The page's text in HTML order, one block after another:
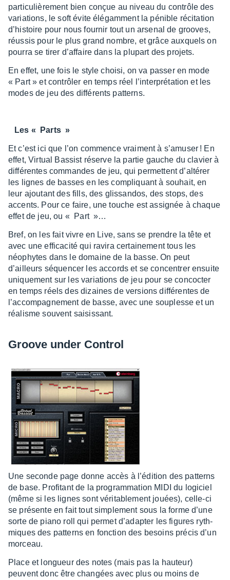
parti­cu­liè­re­ment bien conçue au niveau du contrôle des
varia­tions, le soft évite élégam­ment la pénible réci­ta­tion
d’his­toire pour nous four­nir tout un arse­nal de grooves,
réus­sis pour le plus grand nombre, et grâce auxquels on
pourra se tirer d’af­faire dans la plupart des projets.
En effet, une fois le style choisi, on va passer en mode
« Part » et contrô­ler en temps réel l’in­ter­pré­ta­tion et les
modes de jeu des diffé­rents patterns.
Les « Parts »
Et c’est ici que l’on commence vrai­ment à s’amu­ser ! En
effet, Virtual Bassist réserve la partie gauche du clavier à
diffé­rentes commandes de jeu, qui permettent d’al­té­rer
les lignes de basses en les compliquant à souhait, en
leur ajou­tant des fills, des glis­san­dos, des stops, des
accents. Pour ce faire, une touche est assi­gnée à chaque
effet de jeu, ou « Part »…
Bref, on les fait vivre en Live, sans se prendre la tête et
avec une effi­ca­cité qui ravira certai­ne­ment tous les
néophytes dans le domaine de la basse. On peut
d’ailleurs séquen­cer les accords et se concen­trer ensuite
unique­ment sur les varia­tions de jeu pour se concoc­ter
en temps réels des dizaines de versions diffé­rentes de
l’ac­com­pa­gne­ment de basse, avec une souplesse et un
réalisme souvent saisis­sant.
Groove under Control
Une seconde page donne accès à l’édi­tion des patterns
de base. Profi­tant de la program­ma­tion MIDI du logi­ciel
(même si les lignes sont véri­ta­ble­ment jouées), celle-ci
se présente en fait tout simple­ment sous la forme d’une
sorte de piano roll qui permet d’adap­ter les figures ryth­
miques des patterns en fonc­tion des besoins précis d’un
morceau.
Place et longueur des notes (mais pas la hauteur)
peuvent donc être chan­gées avec plus ou moins de